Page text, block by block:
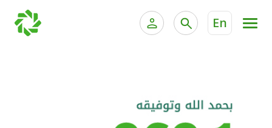
En
الخدمات المصرفية الإلكترونية للشركات
الحسابات المصرفية